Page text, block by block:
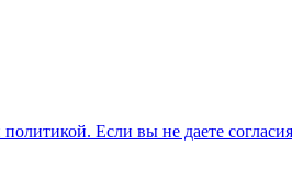
Если вы не даете